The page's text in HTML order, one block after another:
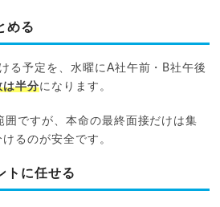
める
る予定を、水曜にA社午前・B社午後
は半分になります。
囲ですが、本命の最終面接だけは集
るのが安全です。
トに任せる